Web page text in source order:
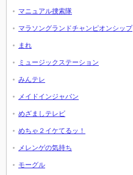
マニュアル捜索隊
マラソングランドチャンピオンシップ
まれ
ミュージックステーション
みんテレ
メイドインジャパン
めざましテレビ
めちゃ２イケてるッ！
メレンゲの気持ち
モーグル